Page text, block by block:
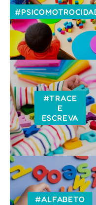
#TRACE
E
ESCREVA
#ALFABETO